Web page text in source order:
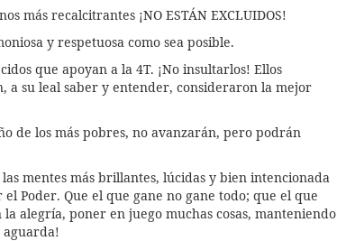
más recalcitrantes ¡NO ESTÁN EXCLUIDOS!
y respetuosa como sea posible.
que apoyan a la 4T. ¡No insultarlos! Ellos
su leal saber y entender, consideraron la mejor
de los más pobres, no avanzarán, pero podrán
mentes más brillantes, lúcidas y bien intencionada
Poder. Que el que gane no gane todo; que el que
alegría, poner en juego muchas cosas, manteniendo
aguarda!